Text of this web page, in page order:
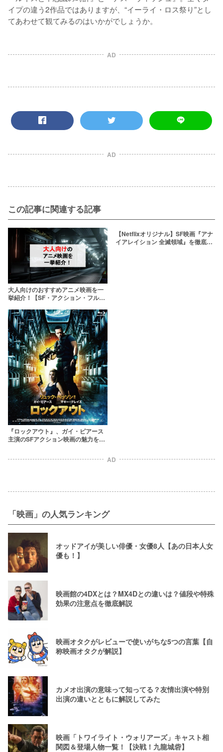
イプの違う2作品ではありますが、“イーライ・ロス祭り”とし
てあわせて観てみるのはいかがでしょうか。
AD
AD
この記事に関連する記事
大人向けのおすすめアニメ映画を一
挙紹介！【SF・アクション・フル
【Netflixオリジナル】SF映画『アナ
イアレイション 全滅領域』を徹底解
『ロックアウト』、ガイ・ピアース
主演のSFアクション映画の魅力をネ
AD
「映画」の人気ランキング
オッドアイが美しい俳優・女優8人【あの日本人女
優も！】
映画館の4DXとは？MX4Dとの違いは？値段や特殊
効果の注意点を徹底解説
映画オタクがレビューで使いがちな5つの言葉【自
称映画オタクが解説】
カメオ出演の意味って知ってる？友情出演や特別
出演の違いとともに解説してみた
映画「トワイライト・ウォリアーズ」キャスト相
関図＆登場人物一覧！【決戦！九龍城砦】